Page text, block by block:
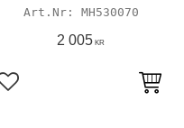
MH530070
2 005 KR
Lägg till i favoriter